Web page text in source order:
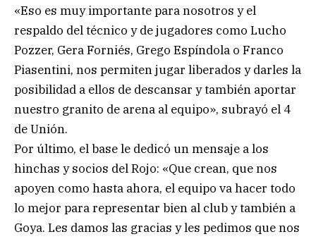
«Eso es muy importante para nosotros y el
respaldo del técnico y de jugadores como Lucho
Pozzer, Gera Forniés, Grego Espíndola o Franco
Piasentini, nos permiten jugar liberados y darles la
posibilidad a ellos de descansar y también aportar
nuestro granito de arena al equipo», subrayó el 4
de Unión.
Por último, el base le dedicó un mensaje a los
hinchas y socios del Rojo: «Que crean, que nos
apoyen como hasta ahora, el equipo va hacer todo
lo mejor para representar bien al club y también a
Goya. Les damos las gracias y les pedimos que nos